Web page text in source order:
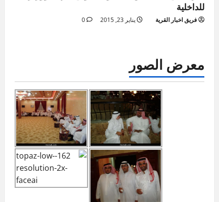
للداخلية
فريق اخبار القرية يناير 23, 2015 0
معرض الصور